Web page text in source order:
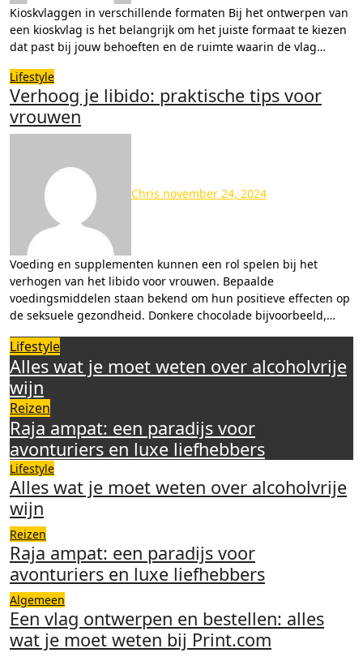
Kioskvlaggen in verschillende formaten Bij het ontwerpen van
een kioskvlag is het belangrijk om het juiste formaat te kiezen
dat past bij jouw behoeften en de ruimte waarin de vlag…
Lifestyle
Verhoog je libido: praktische tips voor
vrouwen
Chris november 24, 2024
Voeding en supplementen kunnen een rol spelen bij het
verhogen van het libido voor vrouwen. Bepaalde
voedingsmiddelen staan bekend om hun positieve effecten op
de seksuele gezondheid. Donkere chocolade bijvoorbeeld,…
Lifestyle
Alles wat je moet weten over alcoholvrije
wijn
Reizen
Raja ampat: een paradijs voor
avonturiers en luxe liefhebbers
Lifestyle
Alles wat je moet weten over alcoholvrije
wijn
Reizen
Raja ampat: een paradijs voor
avonturiers en luxe liefhebbers
Algemeen
Een vlag ontwerpen en bestellen: alles
wat je moet weten bij Print.com